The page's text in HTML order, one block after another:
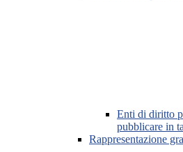
Enti di diritto
pubblicare in
Rappresentazione